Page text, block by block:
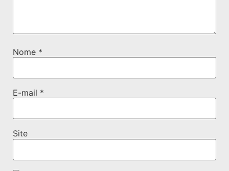
Nome *
E-mail *
Site